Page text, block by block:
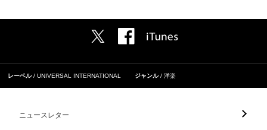
レーベル UNIVERSAL INTERNATIONAL ジャンル 洋楽
ニュースレター